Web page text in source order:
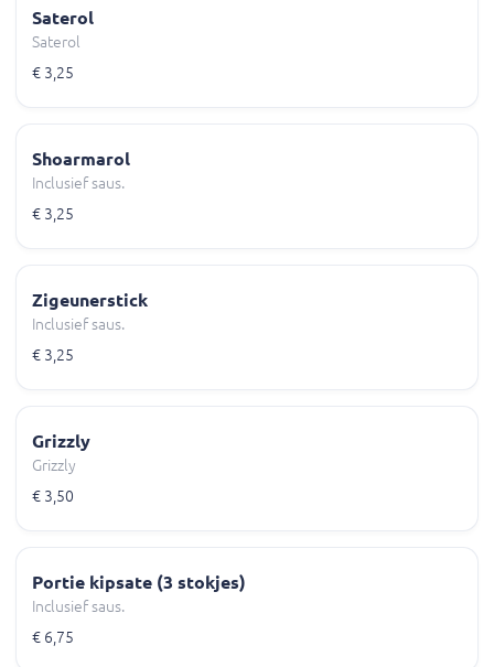
Saterol
Saterol
€ 3,25
Shoarmarol
Inclusief saus.
€ 3,25
Zigeunerstick
Inclusief saus.
€ 3,25
Grizzly
Grizzly
€ 3,50
Portie kipsate (3 stokjes)
Inclusief saus.
€ 6,75